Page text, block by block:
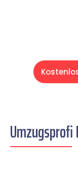
Umzugsprofi